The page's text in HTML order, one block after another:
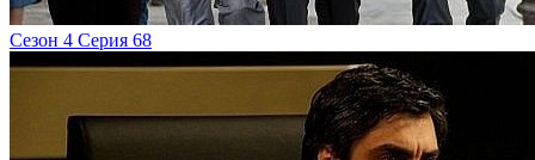
Сезон 4 Серия 68